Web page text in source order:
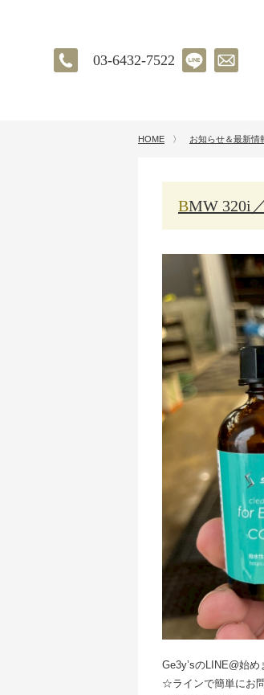
03-6432-7522
HOME 〉 お知らせ＆最新情
BMW
Ge3y’sのLINE@始め
☆ラインで簡単にお